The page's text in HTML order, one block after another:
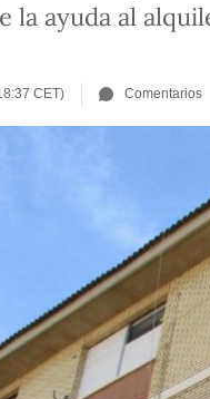
la ayuda al
CET) Comentarios